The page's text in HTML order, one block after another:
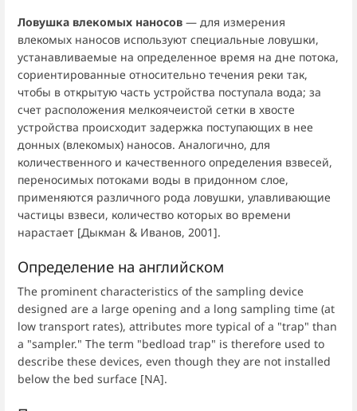
Ловушка влекомых наносов — для измерения
влекомых наносов используют специальные ловушки,
устанавливаемые на определенное время на дне потока,
сориентированные относительно течения реки так,
чтобы в открытую часть устройства поступала вода; за
счет расположения мелкоячеистой сетки в хвосте
устройства происходит задержка поступающих в нее
донных (влекомых) наносов. Аналогично, для
количественного и качественного определения взвесей,
переносимых потоками воды в придонном слое,
применяются различного рода ловушки, улавливающие
частицы взвеси, количество которых во времени
нарастает [Дыкман & Иванов, 2001].
Определение на английском
The prominent characteristics of the sampling device
designed are a large opening and a long sampling time (at
low transport rates), attributes more typical of a "trap" than
a "sampler." The term "bedload trap" is therefore used to
describe these devices, even though they are not installed
below the bed surface [NA].